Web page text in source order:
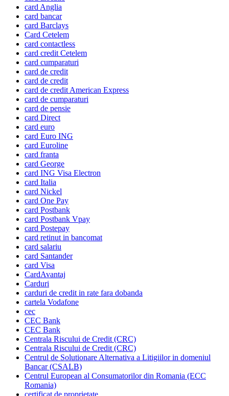
card Anglia
card bancar
card Barclays
Card Cetelem
card contactless
card credit Cetelem
card cumparaturi
card de credit
card de credit
card de credit American Express
card de cumparaturi
card de pensie
card Direct
card euro
card Euro ING
card Euroline
card franta
card George
card ING Visa Electron
card Italia
card Nickel
card One Pay
card Postbank
card Postbank Vpay
card Postepay
card retinut in bancomat
card salariu
card Santander
card Visa
CardAvantaj
Carduri
carduri de credit in rate fara dobanda
cartela Vodafone
cec
CEC Bank
CEC Bank
Centrala Riscului de Credit (CRC)
Centrala Riscului de Credit (CRC)
Centrul de Solutionare Alternativa a Litigiilor in domeniul
Bancar (CSALB)
Centrul European al Consumatorilor din Romania (ECC
Romania)
certificat de proprietate